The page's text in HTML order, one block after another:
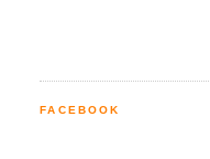
FACEBOOK